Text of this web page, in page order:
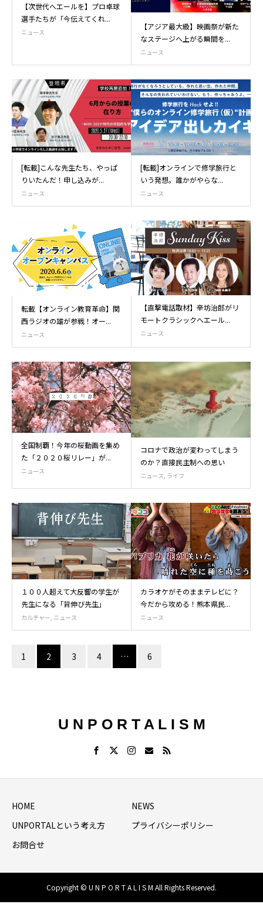
【次世代へエールを】プロ卓球
選手たちが「今伝えてくれ...
ニュース
【アジア最大級】映画祭が新た
なステージへ上がる瞬間を...
ニュース
[転載]こんな先生たち、やっぱ
りいたんだ！申し込みが...
ニュース
[転載]オンラインで修学旅行と
いう発想。誰かがやらな...
ニュース
転載【オンライン教育革命】関
西ラジオの雄が参戦！オー...
ニュース
【直撃電話取材】辛坊治郎がリ
モートクラシックへエール...
ニュース
全国制覇！今年の桜動画を集め
た「２０２０桜リレー」が...
ニュース
コロナで政治が変わってしまう
のか？直接民主制への思い
ニュース, ライフ
１００人超えて大反響の学生が
先生になる「背伸び先生」
カルチャー ニュース
カラオケがそのままテレビに？
今だから攻める！熊本県民...
ニュース
1 2 3 4 … 6
U N P O R T A L I S M
HOME
NEWS
UNPORTALという考え方
プライバシーポリシー
お問合せ
Copyright © U N P O R T A L I S M All Rights Reserved.